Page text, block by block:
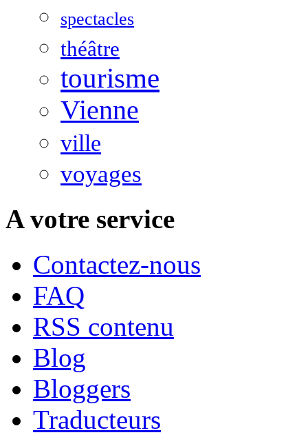
spectacles
théâtre
tourisme
Vienne
ville
voyages
A votre service
Contactez-nous
FAQ
RSS contenu
Blog
Bloggers
Traducteurs